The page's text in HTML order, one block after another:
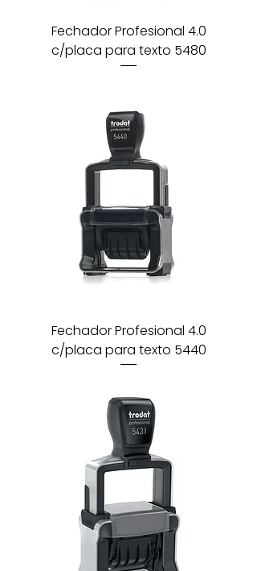
Fechador Profesional 4.0
c/placa para texto 5480
Fechador Profesional 4.0
c/placa para texto 5440